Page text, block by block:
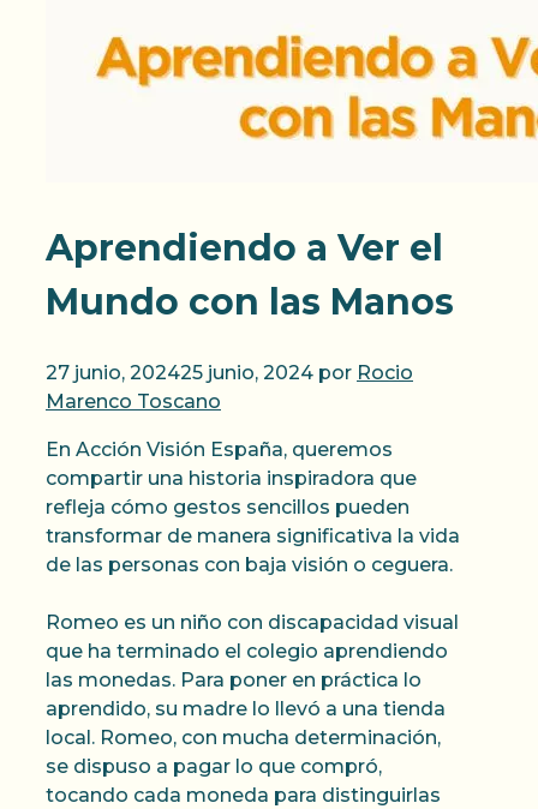
Aprendiendo a Ver el
Mundo con las Manos
27 junio, 202425 junio, 2024 por Rocio
Marenco Toscano
En Acción Visión España, queremos
compartir una historia inspiradora que
refleja cómo gestos sencillos pueden
transformar de manera significativa la vida
de las personas con baja visión o ceguera.
Romeo es un niño con discapacidad visual
que ha terminado el colegio aprendiendo
las monedas. Para poner en práctica lo
aprendido, su madre lo llevó a una tienda
local. Romeo, con mucha determinación,
se dispuso a pagar lo que compró,
tocando cada moneda para distinguirlas